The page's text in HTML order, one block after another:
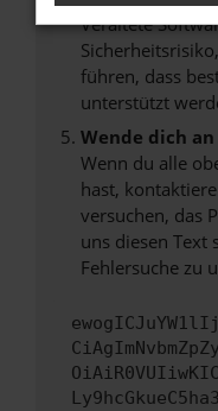
Veraltete
führen, dass
unterstützt
Wende dich
Wenn du alle
hast,
versuchen, das
uns diesen Text
Fehlersuche zu